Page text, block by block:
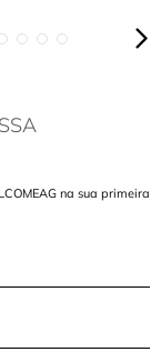
na sua primeira